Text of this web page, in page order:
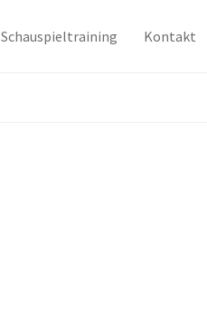
Schauspieltraining Kontakt